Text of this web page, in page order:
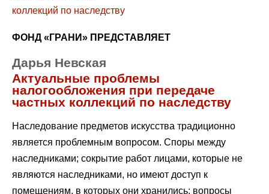
ФОНД «ГРАНИ» ПРЕДСТАВЛЯЕТ
Дарья Невская
Актуальные проблемы
налогообложения при передаче
частных коллекций по наследству
Наследование предметов искусства традиционно
является проблемным вопросом. Споры между
наследниками; сокрытие работ лицами, которые не
являются наследниками, но имеют доступ к
помещениям, в которых они хранились; вопросы